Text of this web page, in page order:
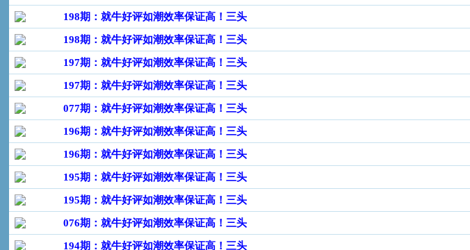
198期：就牛好评如潮效率保证高！三头
198期：就牛好评如潮效率保证高！三头
197期：就牛好评如潮效率保证高！三头
197期：就牛好评如潮效率保证高！三头
077期：就牛好评如潮效率保证高！三头
196期：就牛好评如潮效率保证高！三头
196期：就牛好评如潮效率保证高！三头
195期：就牛好评如潮效率保证高！三头
195期：就牛好评如潮效率保证高！三头
076期：就牛好评如潮效率保证高！三头
194期：就牛好评如潮效率保证高！三头